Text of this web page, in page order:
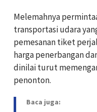
Melemahnya
transportasi udara
pemesanan tiket
harga penerbangan
dinilai turut
penonton.
Baca juga: